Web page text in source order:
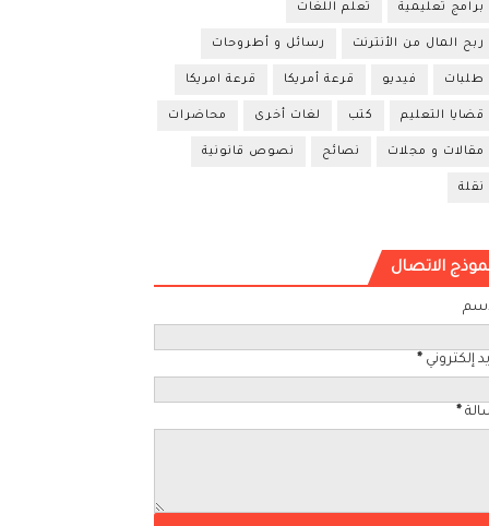
برامج تعليمية تعلم اللغات
ربح المال من الأنترنت رسائل و أطروحات
طلبات فيديو قرعة أمريكا قرعة امريكا
قضايا التعليم كتب لغات أخرى محاضرات
مقالات و مجلات نصائح نصوص قانونية
نقلة
الاتصال
إلكتروني *
*